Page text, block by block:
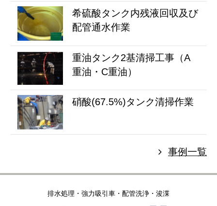
希硫酸タンク内残液回収及び
配管通水作業
重油タンク2基清掃工事（A
重油・C重油）
硝酸(67.5%)タンク清掃作業
事例一覧
排水処理・強力吸引車・配管洗浄・浚渫